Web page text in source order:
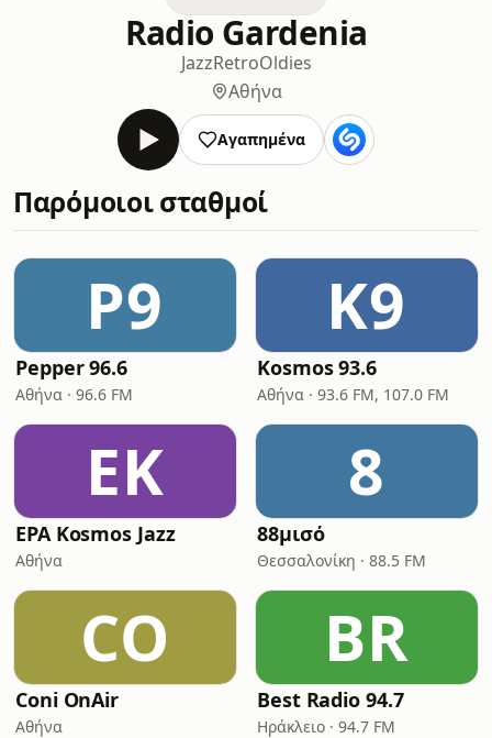
Radio Gardenia
JazzRetroOldies
Αθήνα
Αγαπημένα
Παρόμοιοι σταθμοί
P9
Pepper 96.6
Αθήνα · 96.6 FM
K9
Kosmos 93.6
Αθήνα · 93.6 FM, 107.0 FM
ΕK
ΕΡΑ Kosmos Jazz
Αθήνα
8
88μισό
Θεσσαλονίκη · 88.5 FM
CO
Coni OnAir
Αθήνα
BR
Best Radio 94.7
Ηράκλειο · 94.7 FM